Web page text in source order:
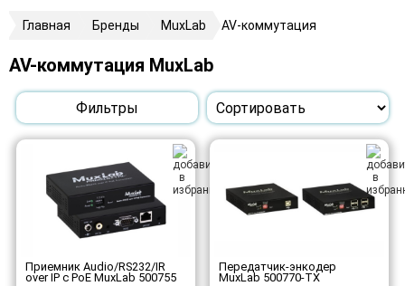
Главная Бренды MuxLab AV-коммутация
AV-коммутация MuxLab
Фильтры
Приемник Audio/RS232/IR
over IP с PoE MuxLab 500755
Передатчик-энкодер
MuxLab 500770-TX